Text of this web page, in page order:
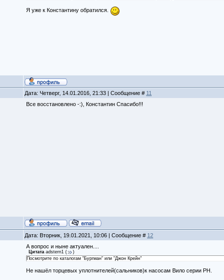
Я уже к Константину обратился.
Дата: Четверг, 14.01.2016, 21:33 | Сообщение # 11
Все восстановлено -:), Константин Спасибо!!!
Дата: Вторник, 19.01.2021, 10:06 | Сообщение # 12
А вопрос и ныне актуален....
Цитата adstern1(
)
Посмотрите по каталогам "Бургман" или "Джон Крейн"
Не нашёл торцевых уплотнителей(сальников)к насосам Вило серии РН.